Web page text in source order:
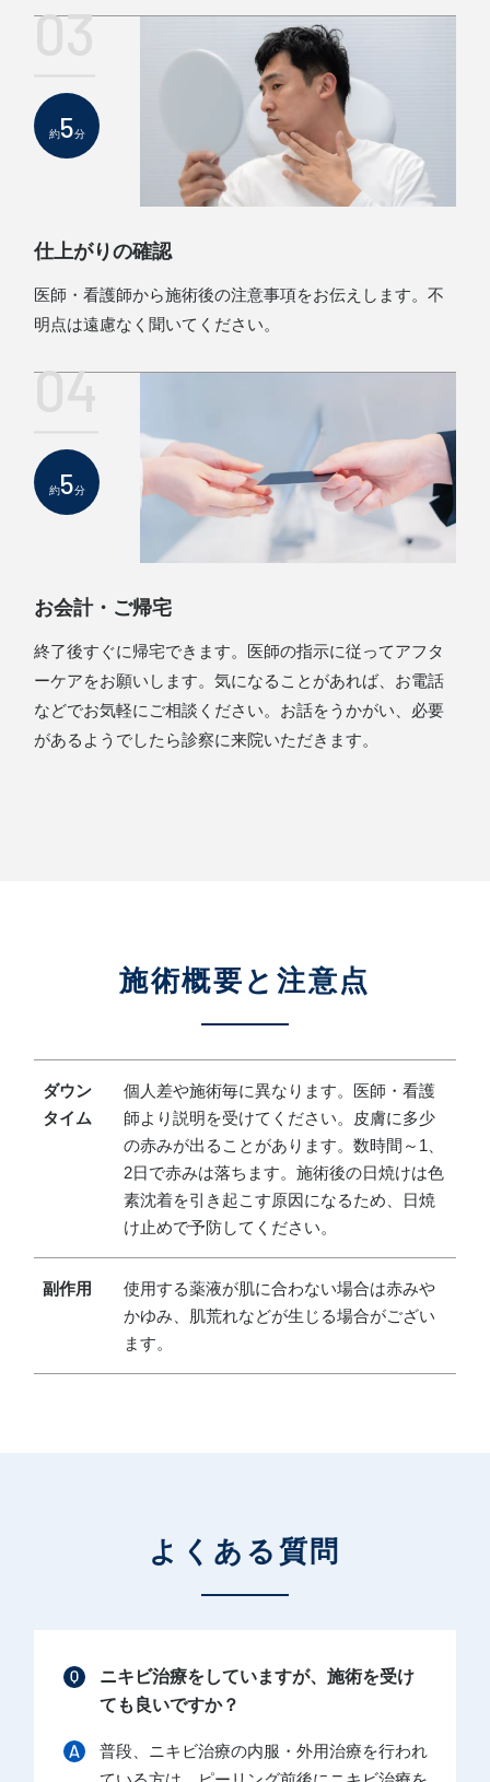
03
約5分
仕上がりの確認
医師・看護師から施術後の注意事項をお伝えします。不
明点は遠慮なく聞いてください。
04
約5分
お会計・ご帰宅
終了後すぐに帰宅できます。医師の指示に従ってアフタ
ーケアをお願いします。気になることがあれば、お電話
などでお気軽にご相談ください。お話をうかがい、必要
があるようでしたら診察に来院いただきます。
施術概要と注意点
ダウン
タイム
個人差や施術毎に異なります。医師・看護
師より説明を受けてください。皮膚に多少
の赤みが出ることがあります。数時間～1、
2日で赤みは落ちます。施術後の日焼けは色
素沈着を引き起こす原因になるため、日焼
け止めで予防してください。
副作用
使用する薬液が肌に合わない場合は赤みや
かゆみ、肌荒れなどが生じる場合がござい
ます。
よくある質問
ニキビ治療をしていますが、施術を受け
ても良いですか？
普段、ニキビ治療の内服・外用治療を行われ